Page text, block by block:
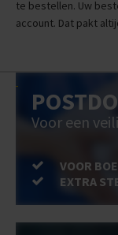
te bestellen. Uw
account. Dat pakt
Voor een
VOOR
EXTRA